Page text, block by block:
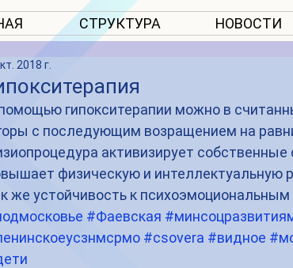
СТРУКТУРА НОВОСТИ
2018 г.
гипокситерапии можно в
с последующим возращением на
активизирует собственные
физическую и интеллектуальную
же устойчивость к психоэмоциональным
#Фаевская
#csovera #видное